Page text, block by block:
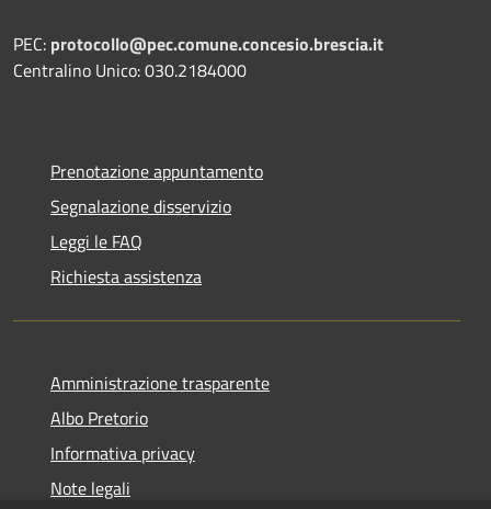
PEC: protocollo@pec.comune.concesio.brescia.it
Centralino Unico: 030.2184000
Prenotazione appuntamento
Segnalazione disservizio
Leggi le FAQ
Richiesta assistenza
Amministrazione trasparente
Albo Pretorio
Informativa privacy
Note legali